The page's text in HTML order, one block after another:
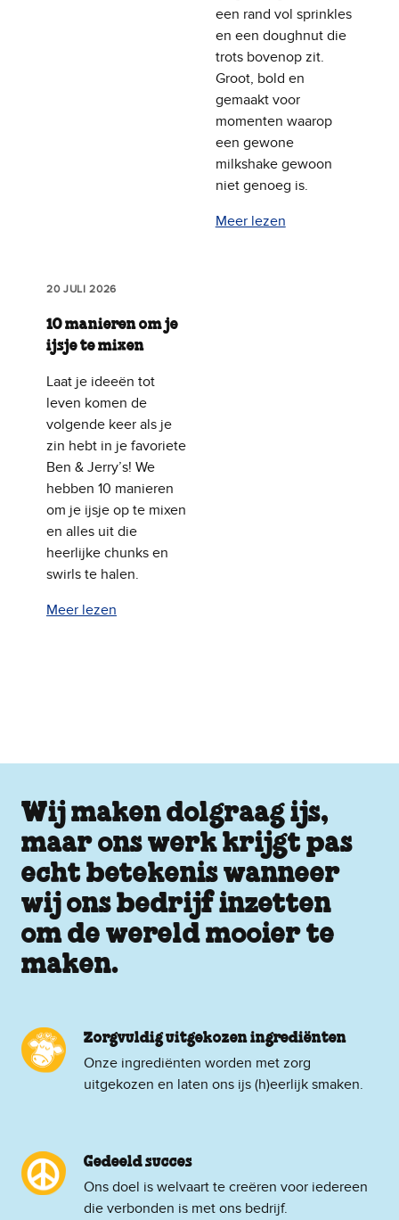
een rand vol sprinkles
en een doughnut die
trots bovenop zit.
Groot, bold en
gemaakt voor
momenten waarop
een gewone
milkshake gewoon
niet genoeg is.
Meer lezen
20 JULI 2026
10 manieren om je
ijsje te mixen
Laat je ideeën tot
leven komen de
volgende keer als je
zin hebt in je favoriete
Ben & Jerry’s! We
hebben 10 manieren
om je ijsje op te mixen
en alles uit die
heerlijke chunks en
swirls te halen.
Meer lezen
Wij maken dolgraag ijs,
maar ons werk krijgt pas
echt betekenis wanneer
wij ons bedrijf inzetten
om de wereld mooier te
maken.
Zorgvuldig uitgekozen ingrediënten
Onze ingrediënten worden met zorg
uitgekozen en laten ons ijs (h)eerlijk smaken.
Gedeeld succes
Ons doel is welvaart te creëren voor iedereen
die verbonden is met ons bedrijf.